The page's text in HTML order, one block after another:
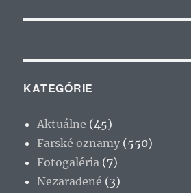
KATEGÓRIE
Aktuálne (45)
Farské oznamy (550)
Fotogaléria (7)
Nezaradené (3)